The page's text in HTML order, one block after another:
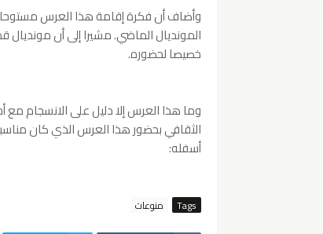
وأضاف أن فكرة إقامة هذا العرس مستوحاة
خصيصا لحضوره.
وما هذا العرس إلا دليل على الانسجام مع
الثقافي بحضور هذا العرس الذي كان
أسفله:
Tags منوعات